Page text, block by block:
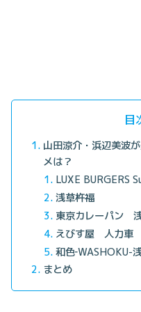
目
山田涼介・浜辺美波
メは？
LUXE BURGERS
浅草杵福
東京カレーパン
えびす屋 人力車
和色‐WASHOKU-
まとめ